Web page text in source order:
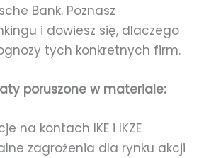
Bank. Poznasz
i dowiesz się, dlaczego
tych konkretnych firm.
poruszone w materiale:
na kontach IKE i IKZE
zagrożenia dla rynku akcji